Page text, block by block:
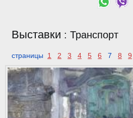
Выставки : Транспорт
страницы 1 2 3 4 5 6 7 8 9